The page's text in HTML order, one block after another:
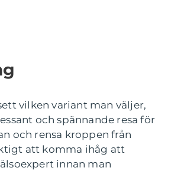
vilken variant man väljer,
och spännande resa för
och rensa kroppen från
att komma ihåg att
innan man